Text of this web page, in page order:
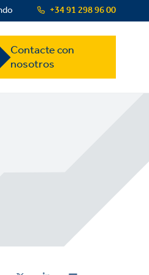
+34 91 298 96 00
US Contacte con
nosotros